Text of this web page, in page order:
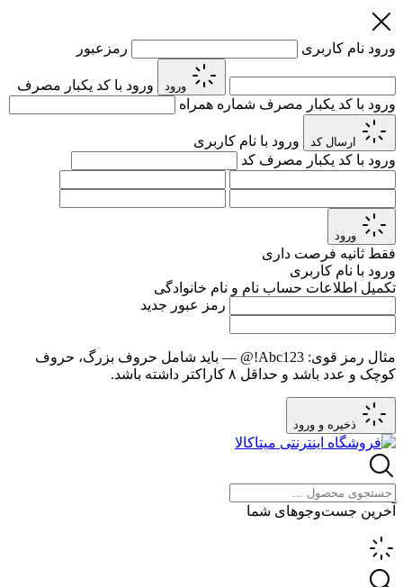
ورود نام کاربری رمزعبور
ورود
ورود با کد یکبار مصرف
ورود با کد یکبار مصرف شماره همراه
ارسال کد
ورود با نام کاربری
ورود با کد یکبار مصرف کد
ورود
فقط ثانیه فرصت داری
ورود با نام کاربری
تکمیل اطلاعات حساب نام و نام خانوادگی
رمز عبور جدید
مثال رمز قوی: Abc123!@
— باید شامل حروف بزرگ، حروف
کوچک و عدد باشد و حداقل ۸ کاراکتر داشته باشد.
ذخیره و ورود
آخرین جست‌وجوهای شما